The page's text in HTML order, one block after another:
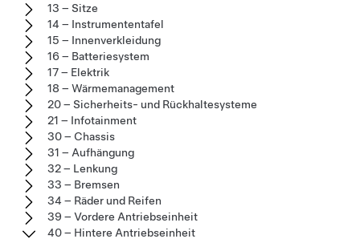
13 – Sitze
14 – Instrumententafel
15 – Innenverkleidung
16 – Batteriesystem
17 – Elektrik
18 – Wärmemanagement
20 – Sicherheits- und Rückhaltesysteme
21 – Infotainment
30 – Chassis
31 – Aufhängung
32 – Lenkung
33 – Bremsen
34 – Räder und Reifen
39 – Vordere Antriebseinheit
40 – Hintere Antriebseinheit